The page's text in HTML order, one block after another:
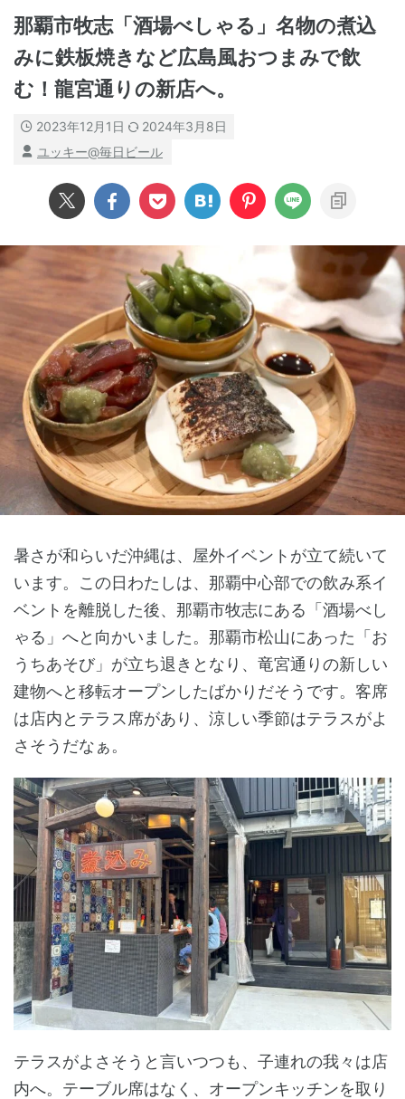
那覇市牧志「酒場べしゃる」名物の煮込
みに鉄板焼きなど広島風おつまみで飲
む！龍宮通りの新店へ。
2023年12月1日
2024年3月8日
ユッキー@毎日ビール
暑さが和らいだ沖縄は、屋外イベントが立て続いて
います。この日わたしは、那覇中心部での飲み系イ
ベントを離脱した後、那覇市牧志にある「酒場べし
ゃる」へと向かいました。那覇市松山にあった「お
うちあそび」が立ち退きとなり、竜宮通りの新しい
建物へと移転オープンしたばかりだそうです。客席
は店内とテラス席があり、涼しい季節はテラスがよ
さそうだなぁ。
テラスがよさそうと言いつつも、子連れの我々は店
内へ。テーブル席はなく、オープンキッチンを取り